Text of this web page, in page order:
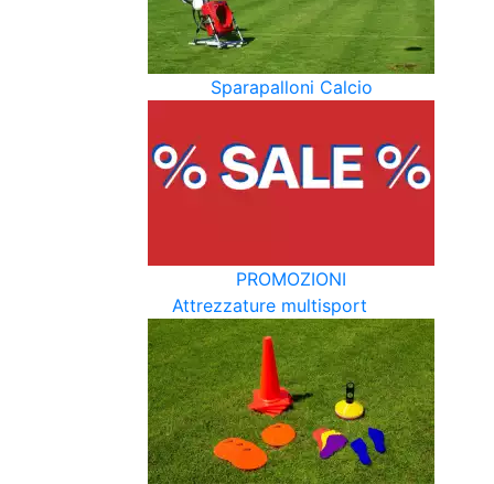
Sparapalloni Calcio
PROMOZIONI
Attrezzature multisport